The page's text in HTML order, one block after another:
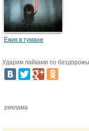
Ёжик в тумане
Ударим лайками по
реклама